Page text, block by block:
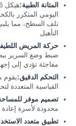
المتانة الطبية:
اليومي المتكرر
تلف السطح، مما
التأهيل
حركة المريض
ضبط وضع السرير
مفاجئة تؤدي إلى
التحكم الدقيق:يقوم
القياسية المتعددة
تصميم موفر
محدودة لأسرة إعادة
تطبيق متعدد